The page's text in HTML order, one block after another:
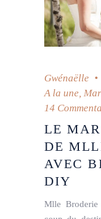
Gwénaëlle
A la une,
14
LE
DE
AVEC
DIY
Mlle Broderie